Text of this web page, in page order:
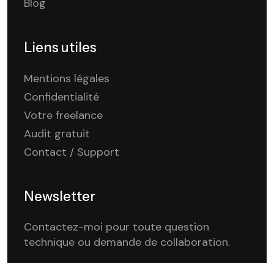
Liens utiles
Mentions légales
Confidentialité
Votre freelance
Audit gratuit
Contact / Support
Newsletter
Contactez-moi pour toute question
technique ou demande de collaboration.